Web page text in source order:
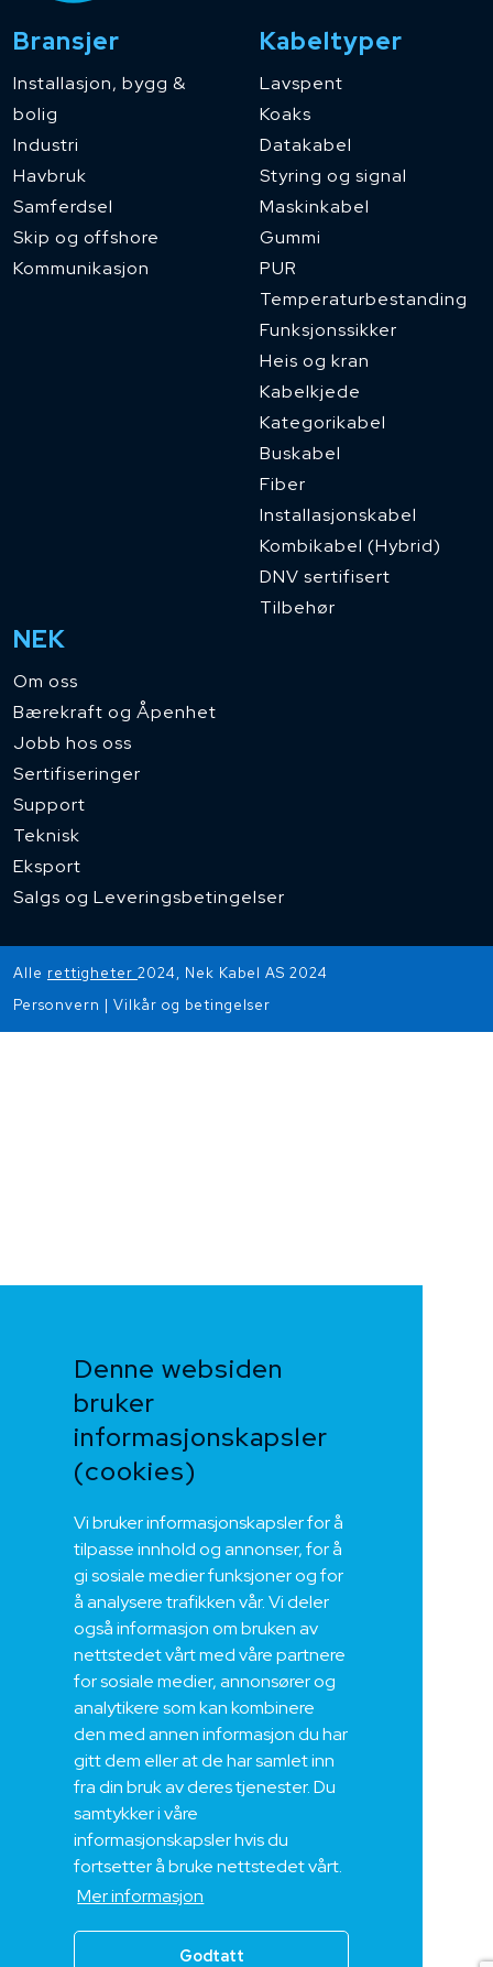
Denne websiden
bruker
informasjonskapsler
(cookies)
Vi bruker informasjonskapsler for å
tilpasse innhold og annonser, for å
gi sosiale medier funksjoner og for
å analysere trafikken vår. Vi deler
også informasjon om bruken av
nettstedet vårt med våre partnere
for sosiale medier, annonsører og
analytikere som kan kombinere
den med annen informasjon du har
gitt dem eller at de har samlet inn
fra din bruk av deres tjenester. Du
samtykker i våre
informasjonskapsler hvis du
fortsetter å bruke nettstedet vårt.
Mer informasjon
Godtatt
Bransjer
Installasjon, bygg &
bolig
Industri
Havbruk
Samferdsel
Skip og offshore
Kommunikasjon
Kabeltyper
Lavspent
Koaks
Datakabel
Styring og signal
Maskinkabel
Gummi
PUR
Temperaturbestanding
Funksjonssikker
Heis og kran
Kabelkjede
Kategorikabel
Buskabel
Fiber
Installasjonskabel
Kombikabel (Hybrid)
DNV sertifisert
Tilbehør
NEK
Om oss
Bærekraft og Åpenhet
Jobb hos oss
Sertifiseringer
Support
Teknisk
Eksport
Salgs og Leveringsbetingelser
Alle rettigheter 2024, Nek Kabel AS 2024
Personvern | Vilkår og betingelser